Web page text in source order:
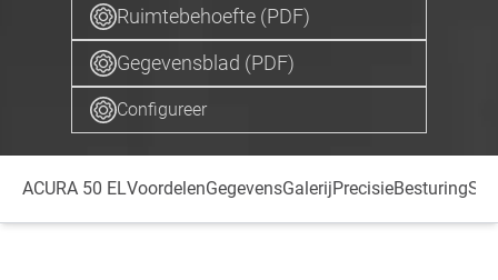
Ruimtebehoefte (PDF)
Gegevensblad (PDF)
Configureer
ACURA 50 ELVoordelenGegevensGalerijPrecisieBesturingSpil